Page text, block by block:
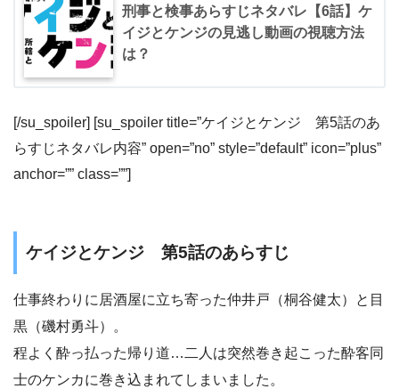
刑事と検事あらすじネタバレ【6話】ケ
イジとケンジの見逃し動画の視聴方法
は？
[/su_spoiler] [su_spoiler title=”ケイジとケンジ 第5話のあ
らすじネタバレ内容” open=”no” style=”default” icon=”plus”
anchor=”” class=””]
ケイジとケンジ 第5話のあらすじ
仕事終わりに居酒屋に立ち寄った仲井戸（桐谷健太）と目
黒（磯村勇斗）。
程よく酔っ払った帰り道…二人は突然巻き起こった酔客同
士のケンカに巻き込まれてしまいました。